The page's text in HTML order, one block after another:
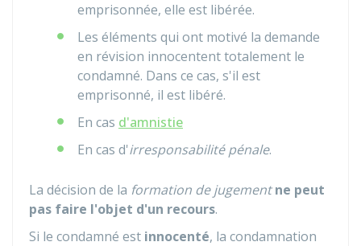
emprisonnée, elle est libérée.
Les éléments qui ont motivé la demande
en révision innocentent totalement le
condamné. Dans ce cas, s'il est
emprisonné, il est libéré.
En cas d'amnistie
En cas d'irresponsabilité pénale.
La décision de la formation de jugement ne peut
pas faire l'objet d'un recours.
Si le condamné est innocenté, la condamnation